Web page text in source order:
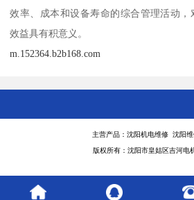
效率、成本和设备寿命的综合管理活动
效益具有积意义。
m.152364.b2b168.com
主营产品：沈阳机电维修 沈阳
版权所有：沈阳市皇姑区吉河电